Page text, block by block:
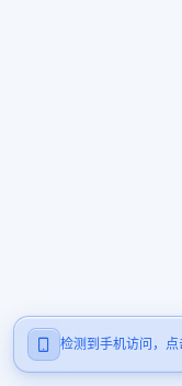
检测到手机访问，点